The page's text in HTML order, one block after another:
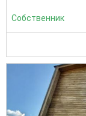
Собственник